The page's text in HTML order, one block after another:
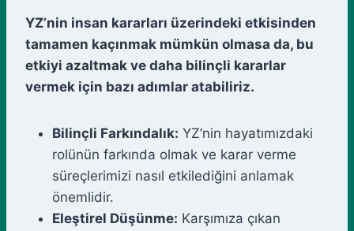
YZ’nin insan kararları üzerindeki etkisinden
tamamen kaçınmak mümkün olmasa da, bu
etkiyi azaltmak ve daha bilinçli kararlar
vermek için bazı adımlar atabiliriz.
Bilinçli Farkındalık: YZ’nin hayatımızdaki
rolünün farkında olmak ve karar verme
süreçlerimizi nasıl etkilediğini anlamak
önemlidir.
Eleştirel Düşünme: Karşımıza çıkan